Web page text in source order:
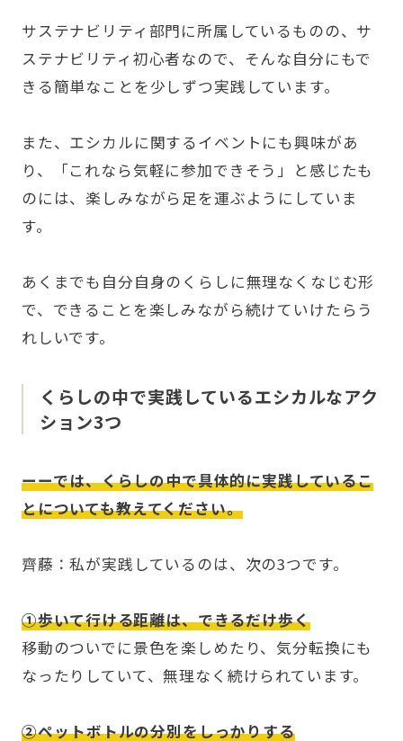
サステナビリティ部門に所属しているものの、サ
ステナビリティ初心者なので、そんな自分にもで
きる簡単なことを少しずつ実践しています。
また、エシカルに関するイベントにも興味があ
り、「これなら気軽に参加できそう」と感じたも
のには、楽しみながら足を運ぶようにしていま
す。
あくまでも自分自身のくらしに無理なくなじむ形
で、できることを楽しみながら続けていけたらう
れしいです。
くらしの中で実践しているエシカルなアク
ション3つ
ーーでは、くらしの中で具体的に実践しているこ
とについても教えてください。
齊藤：私が実践しているのは、次の3つです。
①歩いて行ける距離は、できるだけ歩く
移動のついでに景色を楽しめたり、気分転換にも
なったりしていて、無理なく続けられています。
②ペットボトルの分別をしっかりする